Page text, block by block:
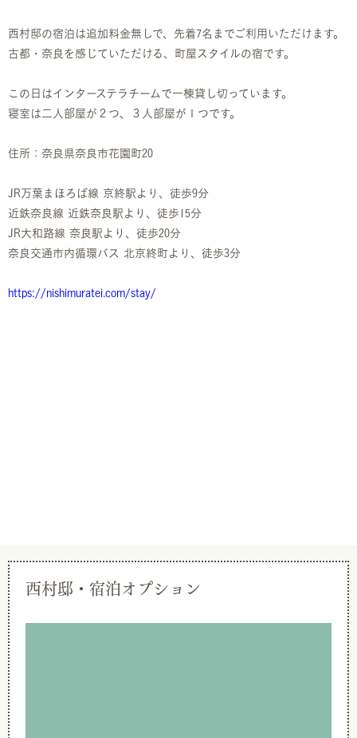
西村邸の宿泊は追加料金無しで、先着7名までご利用いただけます。
古都・奈良を感じていただける、町屋スタイルの宿です。
この日はインターステラチームで一棟貸し切っています。
寝室は二人部屋が２つ、３人部屋が１つです。
住所：奈良県奈良市花園町20
JR万葉まほろば線 京終駅より、徒歩9分
近鉄奈良線 近鉄奈良駅より、徒歩15分
JR大和路線 奈良駅より、徒歩20分
奈良交通市内循環バス 北京終町より、徒歩3分
https://nishimuratei.com/stay/
西村邸・宿泊オプション